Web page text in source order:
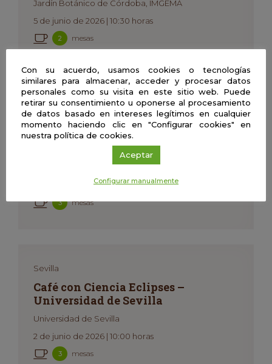
Jardín Botánico de Córdoba, IMGEMA
5 de junio de 2026 | 10:30 horas
2 mesas
Sevilla
Café con Ciencia – Día Mundial del
Medio Ambiente en la Universidad
Universidad de Sevilla
2 de junio de 2026 | De 10h a 11:30h
3 mesas
Sevilla
Café con Ciencia Eclipses –
Universidad de Sevilla
Universidad de Sevilla
2 de junio de 2026 | 10:00 horas
3 mesas
Con su acuerdo, usamos cookies o tecnologías
similares para almacenar, acceder y procesar datos
personales como su visita en este sitio web. Puede
retirar su consentimiento u oponerse al procesamiento
de datos basado en intereses legítimos en cualquier
momento haciendo clic en "Configurar cookies" en
nuestra política de cookies.
Aceptar
Configurar manualmente